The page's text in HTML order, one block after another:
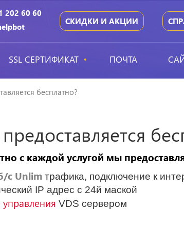
202 60 60
СКИДКИ И АКЦИИ
SSL СЕРТИФИКАТ ПОЧТА
бесплатно?
с каждой услугой мы
с Unlim трафика, подключение к
IP адрес с 24й маской
VDS сервером